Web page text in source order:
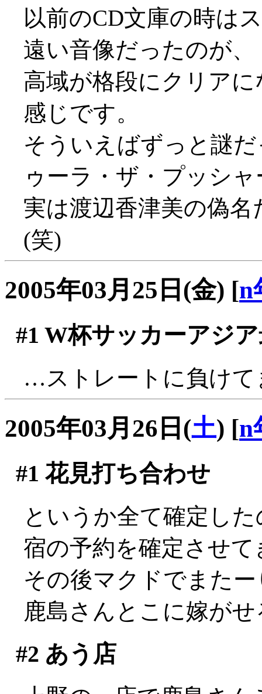
以前のCD文庫の時は
遠い音像だったのが、
高域が格段にクリア
感じです。
そういえばずっと謎
ゥーラ・ザ・プッシ
実は渡辺香津美の偽
(笑)
2005年03月25日(金) [n
#1 W杯サッカーアジ
…ストレートに負けて
2005年03月26日(土) [n
#1 花見打ち合わせ
というか全て確定し
宿の予約を確定させ
その後マクドでまた
鹿島さんとこに嫁が
#2 あう店